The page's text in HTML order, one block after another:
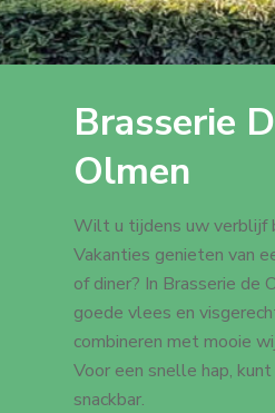
Brasserie
Olmen
Wilt u tijdens uw verblijf
Vakanties genieten van
of diner? In Brasserie de
goede vlees en
combineren met mooie
Voor een snelle hap,
snackbar.